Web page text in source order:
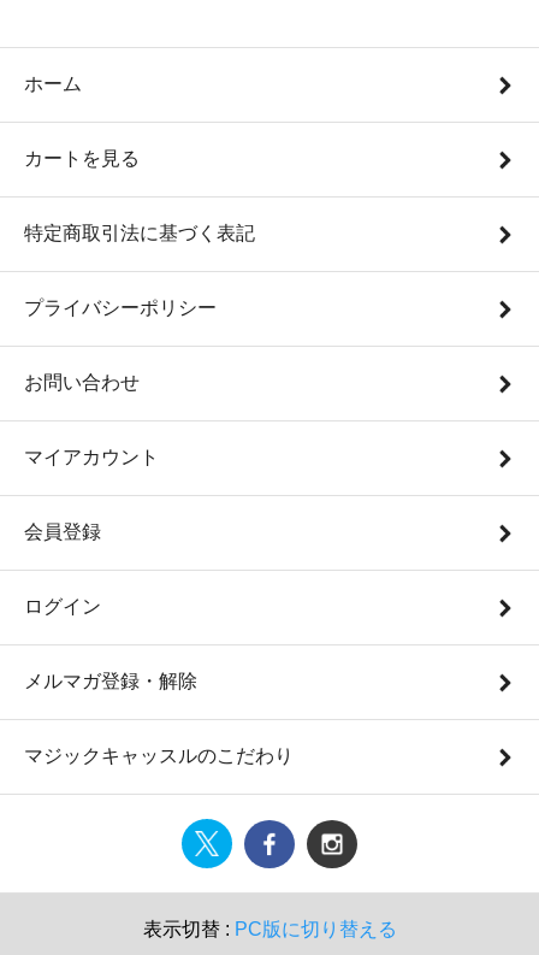
ホーム
カートを見る
特定商取引法に基づく表記
プライバシーポリシー
お問い合わせ
マイアカウント
会員登録
ログイン
メルマガ登録・解除
マジックキャッスルのこだわり
表示切替 : PC版に切り替える